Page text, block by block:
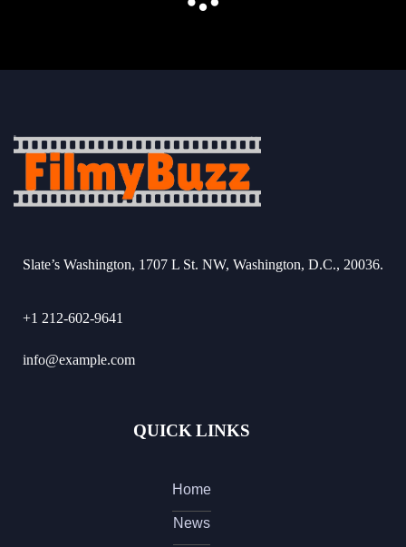
Slate’s Washington, 1707 L St. NW, Washington, D.C., 20036.
+1 212-602-9641
info@example.com
QUICK LINKS
Home
News